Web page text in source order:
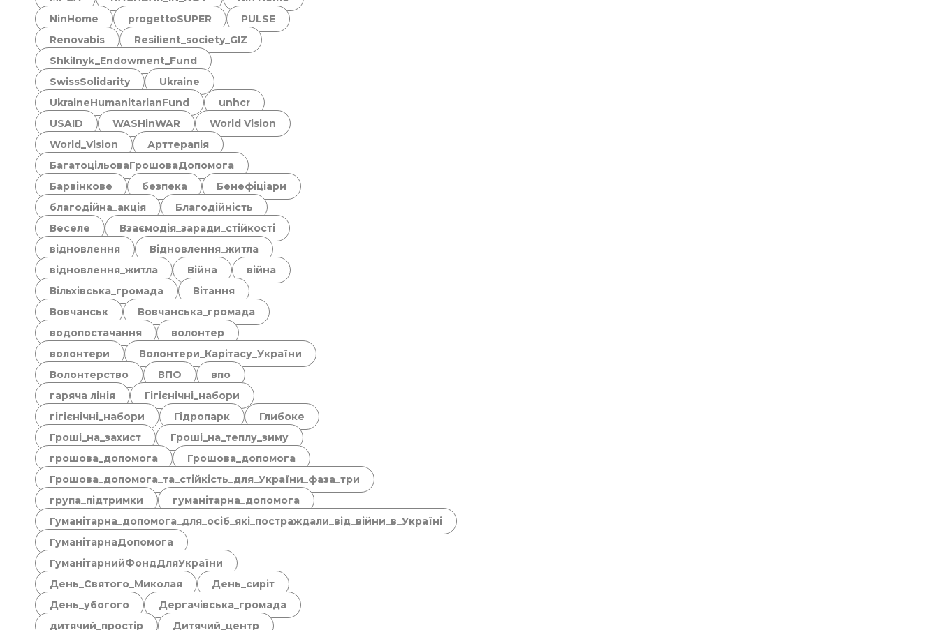
NinHome
progettoSUPER
PULSE
Renovabis
Resilient_society_GIZ
Shkilnyk_Endowment_Fund
SwissSolidarity
Ukraine
UkraineHumanitarianFund
unhcr
USAID
WASHinWAR
World Vision
World_Vision
Арттерапія
БагатоцільоваГрошоваДопомога
Барвінкове
безпека
Бенефіціари
благодійна_акція
Благодійність
Веселе
Взаємодія_заради_стійкості
відновлення
Відновлення_житла
відновлення_житла
Війна
війна
Вільхівська_громада
Вітання
Вовчанськ
Вовчанська_громада
водопостачання
волонтер
волонтери
Волонтери_Карітасу_України
Волонтерство
ВПО
впо
гаряча лінія
Гігієнічні_набори
гігієнічні_набори
Гідропарк
Глибоке
Гроші_на_захист
Гроші_на_теплу_зиму
грошова_допомога
Грошова_допомога
Грошова_допомога_та_стійкість_для_України_фаза_три
група_підтримки
гуманітарна_допомога
Гуманітарна_допомога_для_осіб_які_постраждали_від_війни_в_Україні
ГуманітарнаДопомога
ГуманітарнийФондДляУкраїни
День_Святого_Миколая
День_сиріт
День_убогого
Дергачівська_громада
дитячий_простір
Дитячий_центр